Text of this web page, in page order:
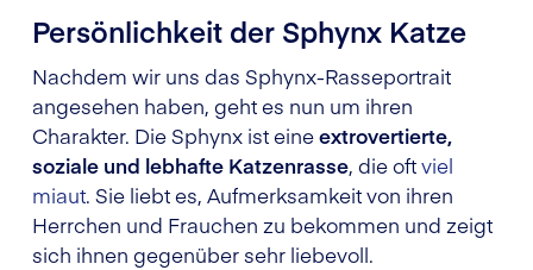
Persönlichkeit der Sphynx Katze
Nachdem wir uns das Sphynx-Rasseportrait
angesehen haben, geht es nun um ihren
Charakter. Die Sphynx ist eineextrovertierte,
soziale und lebhafte Katzenrasse, die oftviel
miaut. Sie liebt es, Aufmerksamkeit von ihren
Herrchen und Frauchen zu bekommen und zeigt
sich ihnen gegenüber sehr liebevoll.